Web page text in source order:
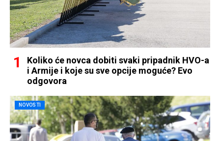
Koliko će novca dobiti svaki pripadnik HVO-a
i Armije i koje su sve opcije moguće? Evo
odgovora
NOVOSTI